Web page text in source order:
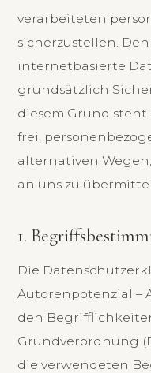
verarbeiteten
sicherzustellen.
internetbasierte
grundsätzlich
diesem Grund steht
frei,
alternativen
an uns zu
1.
Die
Autorenpotenzial –
den
Grundverordnung
die verwendeten